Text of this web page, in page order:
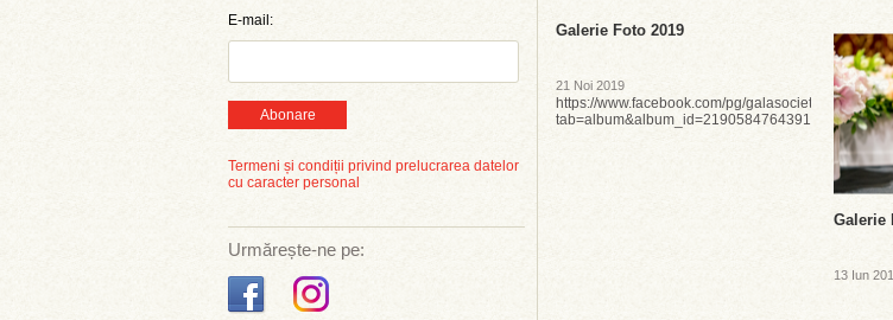
E-mail:
Abonare
Termeni și condiții privind prelucrarea datelor
cu caracter personal
Urmărește-ne pe:
Galerie Foto 2019
21 Noi 2019
https://www.facebook.com/pg/galasocietatiicivile/
tab=album&album_id=2190584764391755
Galerie
13 Iun